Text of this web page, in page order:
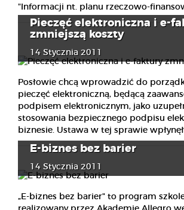
"Informacji nt. planu rzeczowo-
Pieczęć elektroniczna i e-
zmniejszą koszty
14 Stycznia 2011
Posłowie chcą wprowadzić do
pieczęć elektroniczną, będącą
podpisem elektronicznym, jako
stosowania bezpiecznego podpisu
biznesie. Ustawa w tej sprawie
E-biznes bez barier
14 Stycznia 2011
„E-biznes bez barier" to program